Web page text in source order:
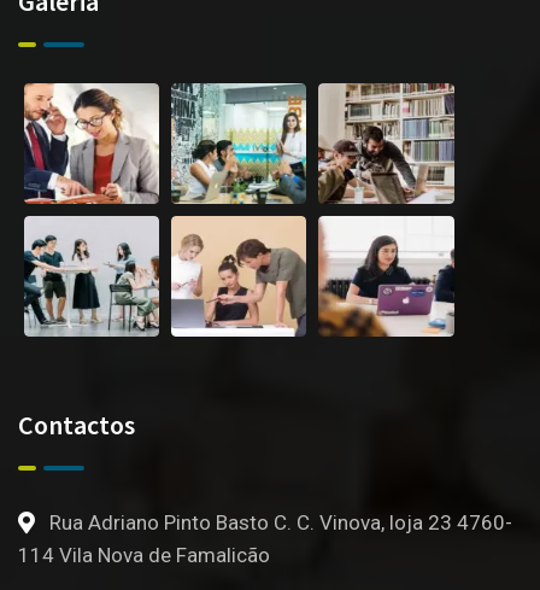
Contactos
Rua Adriano Pinto Basto C. C. Vinova, loja 23 4760-
114 Vila Nova de Famalicão